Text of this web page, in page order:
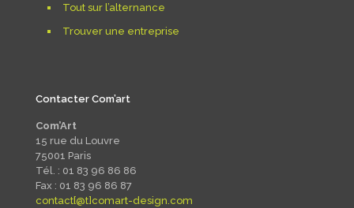
Tout sur l’alternance
Trouver une entreprise
Contacter Com’art
Com’Art
15 rue du Louvre
75001 Paris
Tél. : 01 83 96 86 86
Fax : 01 83 96 86 87
contact[@t]comart-design.com